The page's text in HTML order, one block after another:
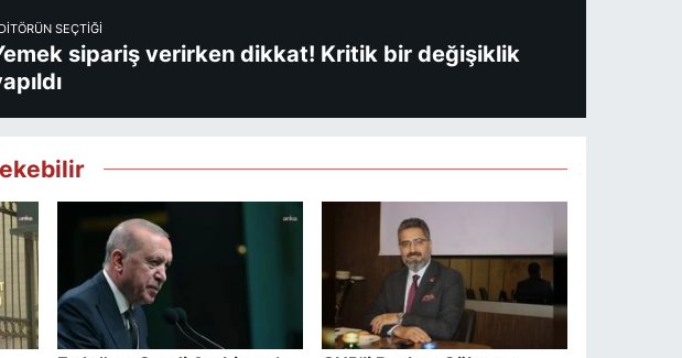
SEÇTIĞI
sipariş verirken dikkat! Kritik bir değişiklik